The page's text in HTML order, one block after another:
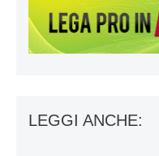
LEGGI ANCHE: